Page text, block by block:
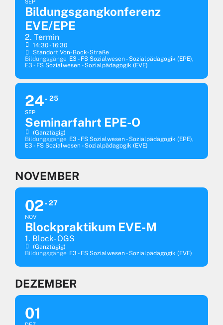
SEP
Bildungsgangkonferenz
EVE/EPE
2. Termin
14:30 - 16:30
Standort Von-Bock-Straße
Bildungsgänge E3 - FS Sozialwesen - Sozialpädagogik (EPE),
E3 - FS Sozialwesen - Sozialpädagogik (EVE)
24
SEP
25
Seminarfahrt EPE-O
(ganztägig)
Bildungsgänge E3 - FS Sozialwesen - Sozialpädagogik (EPE),
E3 - FS Sozialwesen - Sozialpädagogik (EVE)
NOVEMBER
02
NOV
27
Blockpraktikum EVE-M
1. Block- OGS
(ganztägig)
Bildungsgänge E3 - FS Sozialwesen - Sozialpädagogik (EVE)
DEZEMBER
01